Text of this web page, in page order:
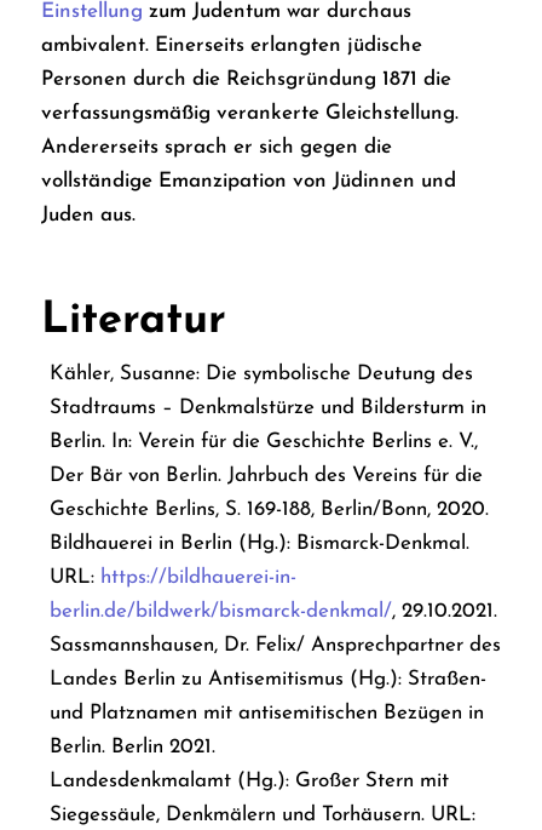
Einstellung zum Judentum war durchaus
ambivalent. Einerseits erlangten jüdische
Personen durch die Reichsgründung 1871 die
verfassungsmäßig verankerte Gleichstellung.
Andererseits sprach er sich gegen die
vollständige Emanzipation von Jüdinnen und
Juden aus.
Literatur
Kähler, Susanne: Die symbolische Deutung des
Stadtraums – Denkmalstürze und Bildersturm in
Berlin. In: Verein für die Geschichte Berlins e. V.,
Der Bär von Berlin. Jahrbuch des Vereins für die
Geschichte Berlins, S. 169-188, Berlin/Bonn, 2020.
Bildhauerei in Berlin (Hg.): Bismarck-Denkmal.
URL: https://bildhauerei-in-
berlin.de/bildwerk/bismarck-denkmal/, 29.10.2021.
Sassmannshausen, Dr. Felix/ Ansprechpartner des
Landes Berlin zu Antisemitismus (Hg.): Straßen-
und Platznamen mit antisemitischen Bezügen in
Berlin. Berlin 2021.
Landesdenkmalamt (Hg.): Großer Stern mit
Siegessäule, Denkmälern und Torhäusern. URL: